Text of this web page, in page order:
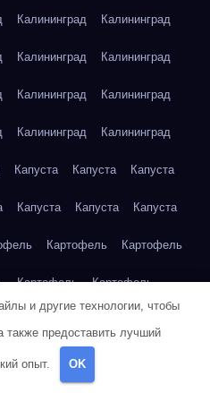
Калининград Калининград
Калининград Калининград
Калининград Калининград
Калининград Калининград
Капуста Капуста Капуста
Капуста Капуста Капуста
Картофель Картофель
Картофель Картофель
Кейптаун
и другие технологии, чтобы
также предоставить лучший
опыт. OK